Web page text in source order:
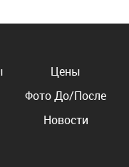
Цены
Фото До/После
Новости